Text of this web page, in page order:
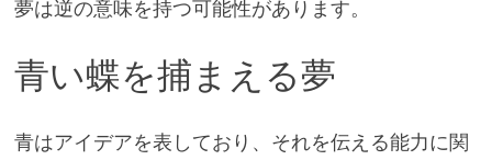
夢は逆の意味を持つ可能性があります。
青い蝶を捕まえる夢
青はアイデアを表しており、それを伝える能力に関